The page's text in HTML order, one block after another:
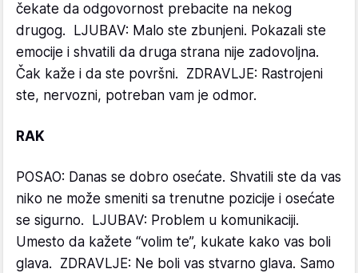
čekate da odgovornost prebacite na nekog
drugog. LJUBAV: Malo ste zbunjeni. Pokazali ste
emocije i shvatili da druga strana nije zadovoljna.
Čak kaže i da ste površni. ZDRAVLJE: Rastrojeni
ste, nervozni, potreban vam je odmor.
RAK
POSAO: Danas se dobro osećate. Shvatili ste da vas
niko ne može smeniti sa trenutne pozicije i osećate
se sigurno. LJUBAV: Problem u komunikaciji.
Umesto da kažete “volim te”, kukate kako vas boli
glava. ZDRAVLJE: Ne boli vas stvarno glava. Samo